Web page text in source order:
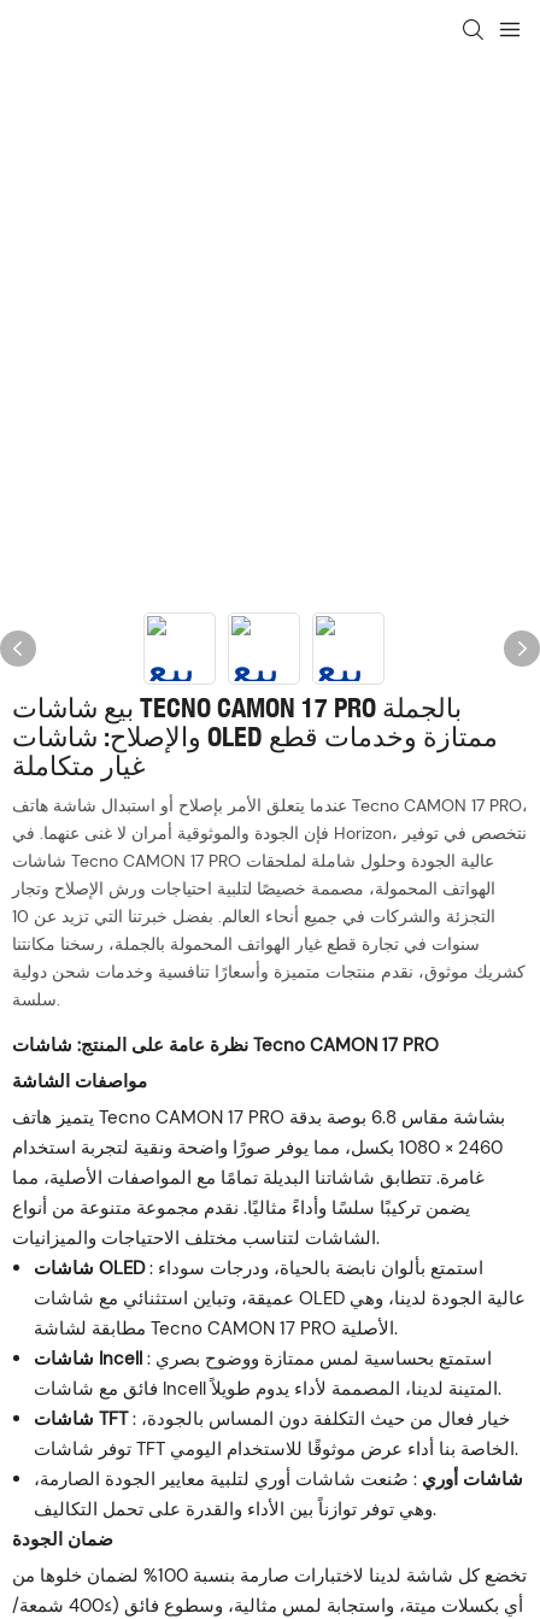
بيع شاشات TECNO CAMON 17 PRO بالجملة
والإصلاح: شاشات OLED ممتازة وخدمات قطع
غيار متكاملة
عندما يتعلق الأمر بإصلاح أو استبدال شاشة هاتف Tecno CAMON 17 PRO،
فإن الجودة والموثوقية أمران لا غنى عنهما. في Horizon، نتخصص في توفير
شاشات Tecno CAMON 17 PRO عالية الجودة وحلول شاملة لملحقات
الهواتف المحمولة، مصممة خصيصًا لتلبية احتياجات ورش الإصلاح وتجار
التجزئة والشركات في جميع أنحاء العالم. بفضل خبرتنا التي تزيد عن 10
سنوات في تجارة قطع غيار الهواتف المحمولة بالجملة، رسخنا مكانتنا
كشريك موثوق، نقدم منتجات متميزة وأسعارًا تنافسية وخدمات شحن دولية
سلسة.
نظرة عامة على المنتج: شاشات Tecno CAMON 17 PRO
مواصفات الشاشة
يتميز هاتف Tecno CAMON 17 PRO بشاشة مقاس 6.8 بوصة بدقة
2460 × 1080 بكسل، مما يوفر صورًا واضحة ونقية لتجربة استخدام
غامرة. تتطابق شاشاتنا البديلة تمامًا مع المواصفات الأصلية، مما
يضمن تركيبًا سلسًا وأداءً مثاليًا. نقدم مجموعة متنوعة من أنواع
الشاشات لتناسب مختلف الاحتياجات والميزانيات.
شاشات OLED: استمتع بألوان نابضة بالحياة، ودرجات سوداء
عميقة، وتباين استثنائي مع شاشات OLED عالية الجودة لدينا، وهي
مطابقة لشاشة Tecno CAMON 17 PRO الأصلية.
شاشات Incell : استمتع بحساسية لمس ممتازة ووضوح بصري
فائق مع شاشات Incell المتينة لدينا، المصممة لأداء يدوم طويلاً.
شاشات TFT: خيار فعال من حيث التكلفة دون المساس بالجودة،
توفر شاشات TFT الخاصة بنا أداء عرض موثوقًا للاستخدام اليومي.
شاشات أوري : صُنعت شاشات أوري لتلبية معايير الجودة الصارمة،
وهي توفر توازناً بين الأداء والقدرة على تحمل التكاليف.
ضمان الجودة
تخضع كل شاشة لدينا لاختبارات صارمة بنسبة 100% لضمان خلوها من
أي بكسلات ميتة، واستجابة لمس مثالية، وسطوع فائق (≥400 شمعة/